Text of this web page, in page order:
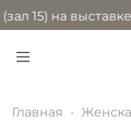
выставке
Главная